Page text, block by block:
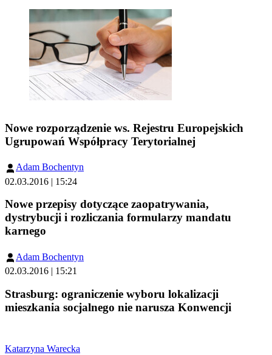
Nowe rozporządzenie ws. Rejestru Europejskich
Ugrupowań Współpracy Terytorialnej
Adam Bochentyn
02.03.2016 | 15:24
Nowe przepisy dotyczące zaopatrywania,
dystrybucji i rozliczania formularzy mandatu
karnego
Adam Bochentyn
02.03.2016 | 15:21
Strasburg: ograniczenie wyboru lokalizacji
mieszkania socjalnego nie narusza Konwencji
Katarzyna Warecka